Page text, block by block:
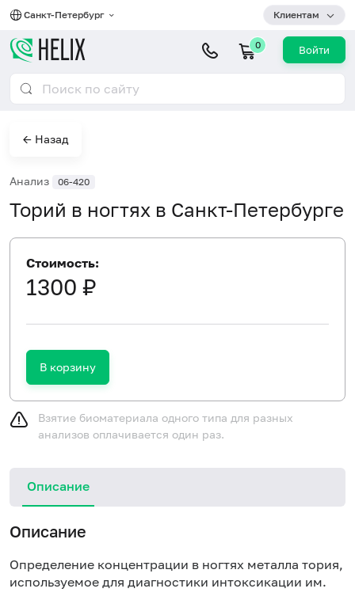
Санкт-Петербург Клиентам
0 Войти
← Назад
Анализ 06-420
Торий в ногтях в Санкт-Петербурге
Стоимость:
1300 ₽
В корзину
Взятие биоматериала одного типа для разных
анализов оплачивается один раз.
Описание
Описание
Определение концентрации в ногтях металла тория,
используемое для диагностики интоксикации им.